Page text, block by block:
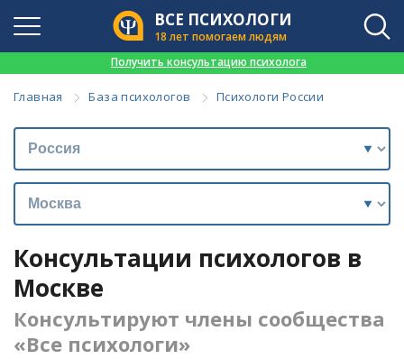
ВСЕ ПСИХОЛОГИ
18 лет помогаем людям
Получить консультацию психолога
Главная База психологов Психологи России
Консультации психологов в
Москве
Консультируют члены сообщества
«Все психологи»